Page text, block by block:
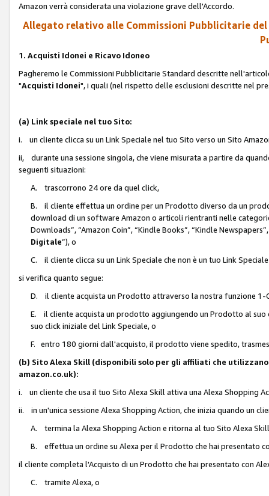
Amazon verrà considerata una violazione grave dell'Accordo.
Allegato relativo alle Commissioni Pubblicitarie
1. Acquisti Idonei e Ricavo Idoneo
Pagheremo le Commissioni Pubblicitarie Standard descritte
"Acquisti Idonei", i quali (nel rispetto delle esclusioni descritte nel
(a) Link speciale nel tuo Sito:
i. un cliente clicca su un Link Speciale nel tuo Sito verso un Sito
ii, durante una sessione singola, che viene misurata a partire da
seguenti situazioni:
A. trascorrono 24 ore da quel click,
B. il cliente effettua un ordine per un Prodotto diverso da un
download di un software Amazon o articoli rientranti nelle categorie
Downloads”, “Amazon Coin”, “Kindle Books”, “Kindle
Digitale”), o
C. il cliente clicca su un Link Speciale che non è un tuo Link
si verifica quanto segue:
D. il cliente acquista un Prodotto attraverso la nostra funzione 1-
E. il cliente acquista un prodotto aggiungendo un Prodotto al
suo click iniziale del Link Speciale, o
F. entro 180 giorni dall'acquisto, il prodotto viene spedito,
(b) Sito Alexa Skill (disponibili solo per gli affiliati che
amazon.co.uk):
i. un cliente che usa il tuo Sito Alexa Skill attiva una Alexa Shopping
ii. in un'unica sessione Alexa Shopping Action, che inizia quando un
A. termina la Alexa Shopping Action e ritorna al tuo Sito Alexa
B. effettua un ordine su Alexa per il Prodotto che hai presentato
il cliente completa l'Acquisto di un Prodotto che hai presentato con
C. tramite Alexa, o